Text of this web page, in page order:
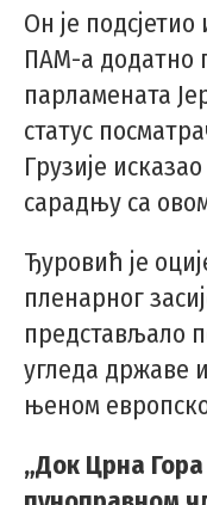
Он је
ПАМ-а додатно
парламената
статус
Грузије
сарадњу са
Ђуровић је
пленарног
представљало
угледа државе
њеном
„Док Црна